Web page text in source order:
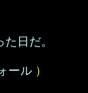
日だ。
ール ）